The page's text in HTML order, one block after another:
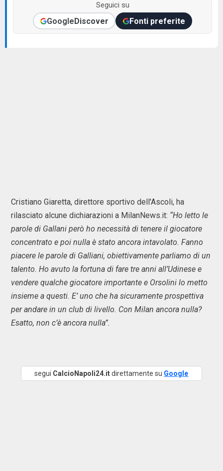
Seguici su
GoogleDiscover Fonti preferite
Cristiano Giaretta, direttore sportivo dell'Ascoli, ha
rilasciato alcune dichiarazioni a MilanNews.it: “Ho letto le
parole di Gallani però ho necessità di tenere il giocatore
concentrato e poi nulla è stato ancora intavolato. Fanno
piacere le parole di Galliani, obiettivamente parliamo di un
talento. Ho avuto la fortuna di fare tre anni all’Udinese e
vendere qualche giocatore importante e Orsolini lo metto
insieme a questi. E’ uno che ha sicuramente prospettiva
per andare in un club di livello. Con Milan ancora nulla?
Esatto, non c’è ancora nulla”.
segui CalcioNapoli24.itdirettamente su Google